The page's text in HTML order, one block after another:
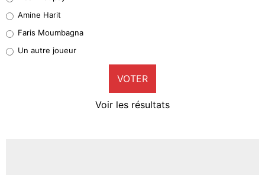
1%
9%
Amine Harit
Faris Moumbagna
Un autre joueur
VOTER
Voir les résultats